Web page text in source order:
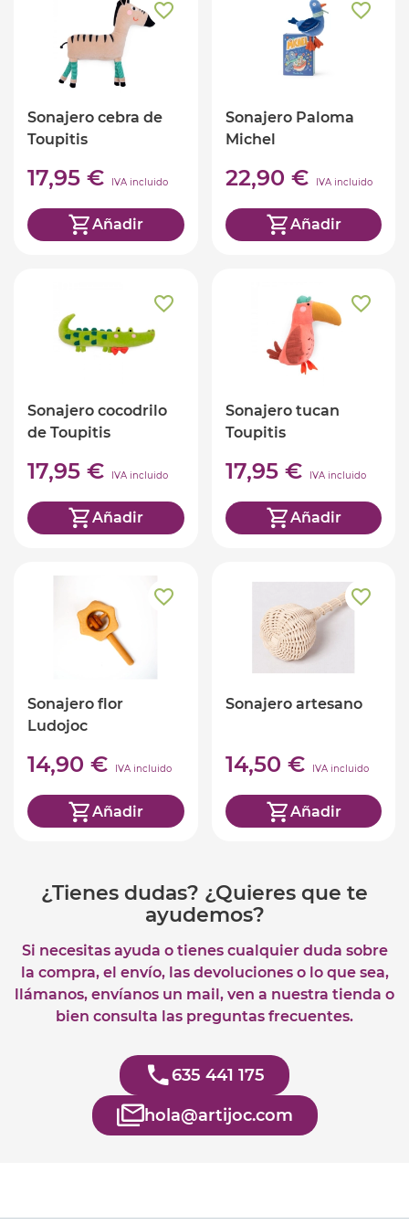
Sonajero cebra de
Toupitis
17,95 € IVA incluido
Añadir
Sonajero Paloma
Michel
22,90 € IVA incluido
Añadir
Sonajero cocodrilo
de Toupitis
17,95 € IVA incluido
Añadir
Sonajero tucan
Toupitis
17,95 € IVA incluido
Añadir
Sonajero flor
Ludojoc
14,90 € IVA incluido
Añadir
Sonajero artesano
14,50 € IVA incluido
Añadir
¿Tienes dudas? ¿Quieres que te
ayudemos?
Si necesitas ayuda o tienes cualquier duda sobre
la compra, el envío, las devoluciones o lo que sea,
llámanos, envíanos un mail, ven a nuestra tienda o
bien consulta las preguntas frecuentes.
635 441 175
hola@artijoc.com